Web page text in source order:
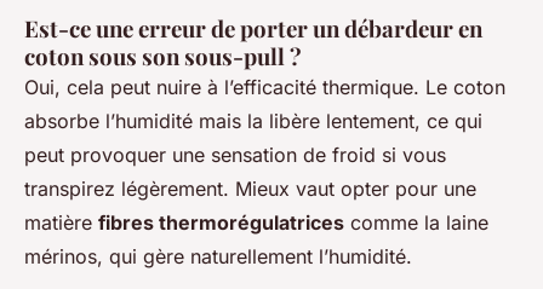
Est-ce une erreur de porter un débardeur en
coton sous son sous-pull ?
Oui, cela peut nuire à l’efficacité thermique. Le coton
absorbe l’humidité mais la libère lentement, ce qui
peut provoquer une sensation de froid si vous
transpirez légèrement. Mieux vaut opter pour une
matière fibres thermorégulatrices comme la laine
mérinos, qui gère naturellement l’humidité.